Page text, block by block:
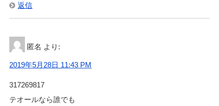
返信
匿名 より:
2019年5月28日 11:43 PM
317269817
テオールなら誰でも